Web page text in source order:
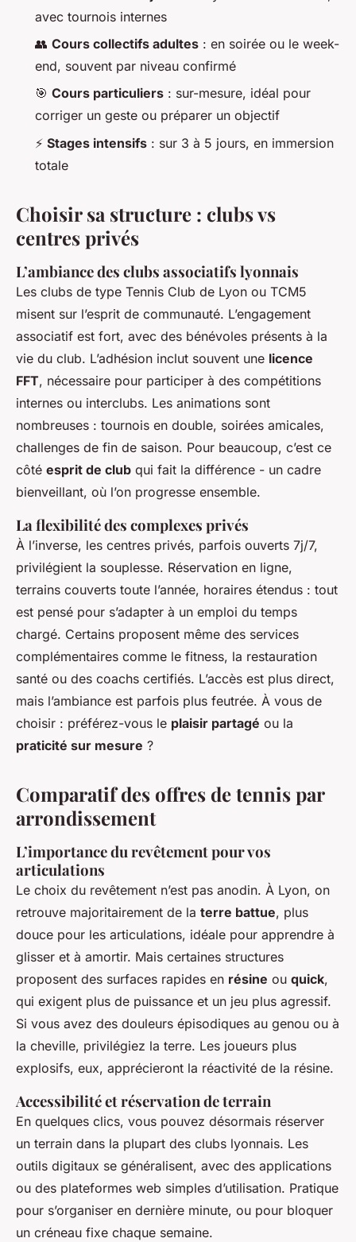
avec tournois internes
👥 Cours collectifs adultes : en soirée ou le week-
end, souvent par niveau confirmé
🎯 Cours particuliers : sur-mesure, idéal pour
corriger un geste ou préparer un objectif
⚡ Stages intensifs : sur 3 à 5 jours, en immersion
totale
Choisir sa structure : clubs vs
centres privés
L’ambiance des clubs associatifs lyonnais
Les clubs de type Tennis Club de Lyon ou TCM5
misent sur l’esprit de communauté. L’engagement
associatif est fort, avec des bénévoles présents à la
vie du club. L’adhésion inclut souvent une licence
FFT, nécessaire pour participer à des compétitions
internes ou interclubs. Les animations sont
nombreuses : tournois en double, soirées amicales,
challenges de fin de saison. Pour beaucoup, c’est ce
côté esprit de club qui fait la différence - un cadre
bienveillant, où l’on progresse ensemble.
La flexibilité des complexes privés
À l’inverse, les centres privés, parfois ouverts 7j/7,
privilégient la souplesse. Réservation en ligne,
terrains couverts toute l’année, horaires étendus : tout
est pensé pour s’adapter à un emploi du temps
chargé. Certains proposent même des services
complémentaires comme le fitness, la restauration
santé ou des coachs certifiés. L’accès est plus direct,
mais l’ambiance est parfois plus feutrée. À vous de
choisir : préférez-vous le plaisir partagé ou la
praticité sur mesure ?
Comparatif des offres de tennis par
arrondissement
L’importance du revêtement pour vos
articulations
Le choix du revêtement n’est pas anodin. À Lyon, on
retrouve majoritairement de la terre battue, plus
douce pour les articulations, idéale pour apprendre à
glisser et à amortir. Mais certaines structures
proposent des surfaces rapides en résine ou quick,
qui exigent plus de puissance et un jeu plus agressif.
Si vous avez des douleurs épisodiques au genou ou à
la cheville, privilégiez la terre. Les joueurs plus
explosifs, eux, apprécieront la réactivité de la résine.
Accessibilité et réservation de terrain
En quelques clics, vous pouvez désormais réserver
un terrain dans la plupart des clubs lyonnais. Les
outils digitaux se généralisent, avec des applications
ou des plateformes web simples d’utilisation. Pratique
pour s’organiser en dernière minute, ou pour bloquer
un créneau fixe chaque semaine.